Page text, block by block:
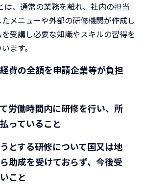
、通常の業務を離れ、社内の担当
メニューや外部の研修機関が作成し
受講し必要な知識やスキルの習得を
ます。
費の全額を申請企業等が負担
労働時間内に研修を行い、所
っていること
とする研修について国又は地
助成を受けておらず、今後受
こと